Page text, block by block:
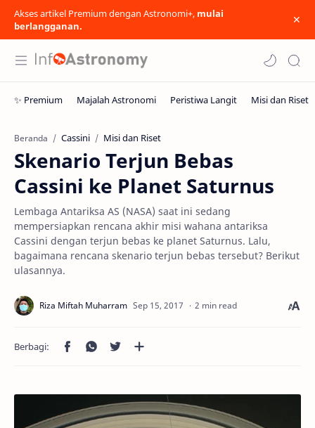
Akses artikel Premium dengan Astronomi+, mulai
berlangganan.
Beranda Cassini Misi dan Riset
Skenario Terjun Bebas
Cassini ke Planet Saturnus
Lembaga Antariksa AS (NASA) saat ini sedang
mempersiapkan rencana akhir misi wahana antariksa
Cassini dengan terjun bebas ke planet Saturnus. Lalu,
bagaimana rencana skenario terjun bebas tersebut? Berikut
ulasannya.
2 min read